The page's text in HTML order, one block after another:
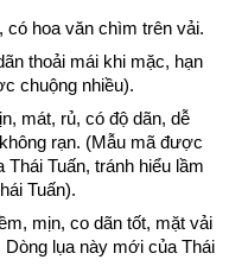
có hoa văn chìm trên vải.
thoải mái khi mặc, hạn
chuộng nhiều).
mát, rủ, có độ dãn, dễ
rạn. (Mẫu mã được
Tuấn, tránh hiểu lầm
Tuấn).
mịn, co dãn tốt, mặt vải
Dòng lụa này mới của Thái